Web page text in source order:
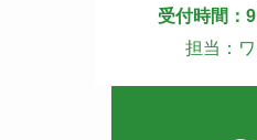
受付時間：
担当：